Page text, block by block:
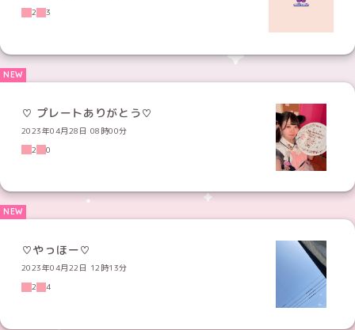
2
3
♡ プレートありがとう♡
2023年04月28日 08時00分
2
0
♡やっほー♡
2023年04月22日 12時13分
2
4